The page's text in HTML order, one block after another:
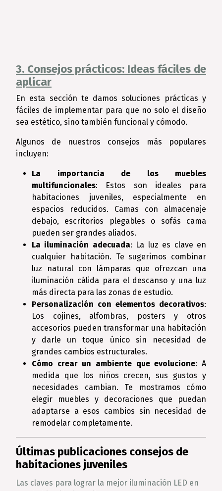
3. Consejos prácticos: Ideas fáciles de
aplicar
En esta sección te damos soluciones prácticas y
fáciles de implementar para que no solo el diseño
sea estético, sino también funcional y cómodo.
Algunos de nuestros consejos más populares
incluyen:
La importancia de los muebles
multifuncionales: Estos son ideales para
habitaciones juveniles, especialmente en
espacios reducidos. Camas con almacenaje
debajo, escritorios plegables o sofás cama
pueden ser grandes aliados.
La iluminación adecuada: La luz es clave en
cualquier habitación. Te sugerimos combinar
luz natural con lámparas que ofrezcan una
iluminación cálida para el descanso y una luz
más directa para las zonas de estudio.
Personalización con elementos decorativos:
Los cojines, alfombras, posters y otros
accesorios pueden transformar una habitación
y darle un toque único sin necesidad de
grandes cambios estructurales.
Cómo crear un ambiente que evolucione: A
medida que los niños crecen, sus gustos y
necesidades cambian. Te mostramos cómo
elegir muebles y decoraciones que puedan
adaptarse a esos cambios sin necesidad de
remodelar completamente.
Últimas publicaciones consejos de
habitaciones juveniles
Las claves para lograr la mejor iluminación LED en